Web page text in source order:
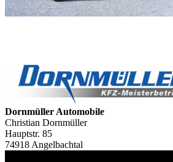
Dornmüller Automobile
Christian Dornmüller
Hauptstr. 85
74918 Angelbachtal